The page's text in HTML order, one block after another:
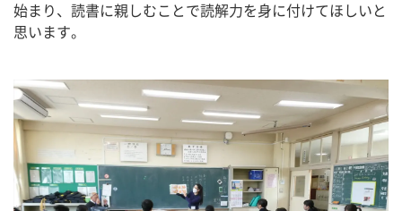
始まり、読書に親しむことで読解力を身に付けてほしいと
思います。